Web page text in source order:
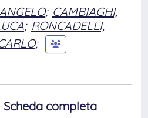
; CAMBIAGHI,
; RONCADELLI,
;
Scheda completa